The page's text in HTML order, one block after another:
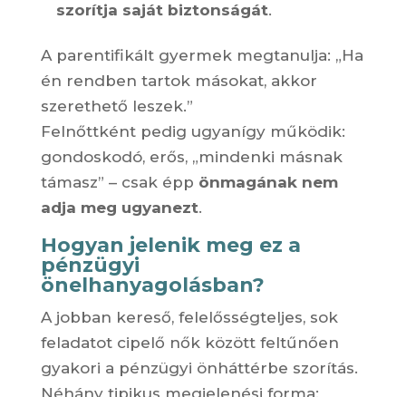
szorítja saját biztonságát.
A parentifikált gyermek megtanulja: „Ha
én rendben tartok másokat, akkor
szerethető leszek.”
Felnőttként pedig ugyanígy működik:
gondoskodó, erős, „mindenki másnak
támasz” – csak épp önmagának nem
adja meg ugyanezt.
Hogyan jelenik meg ez a
pénzügyi
önelhanyagolásban?
A jobban kereső, felelősségteljes, sok
feladatot cipelő nők között feltűnően
gyakori a pénzügyi önháttérbe szorítás.